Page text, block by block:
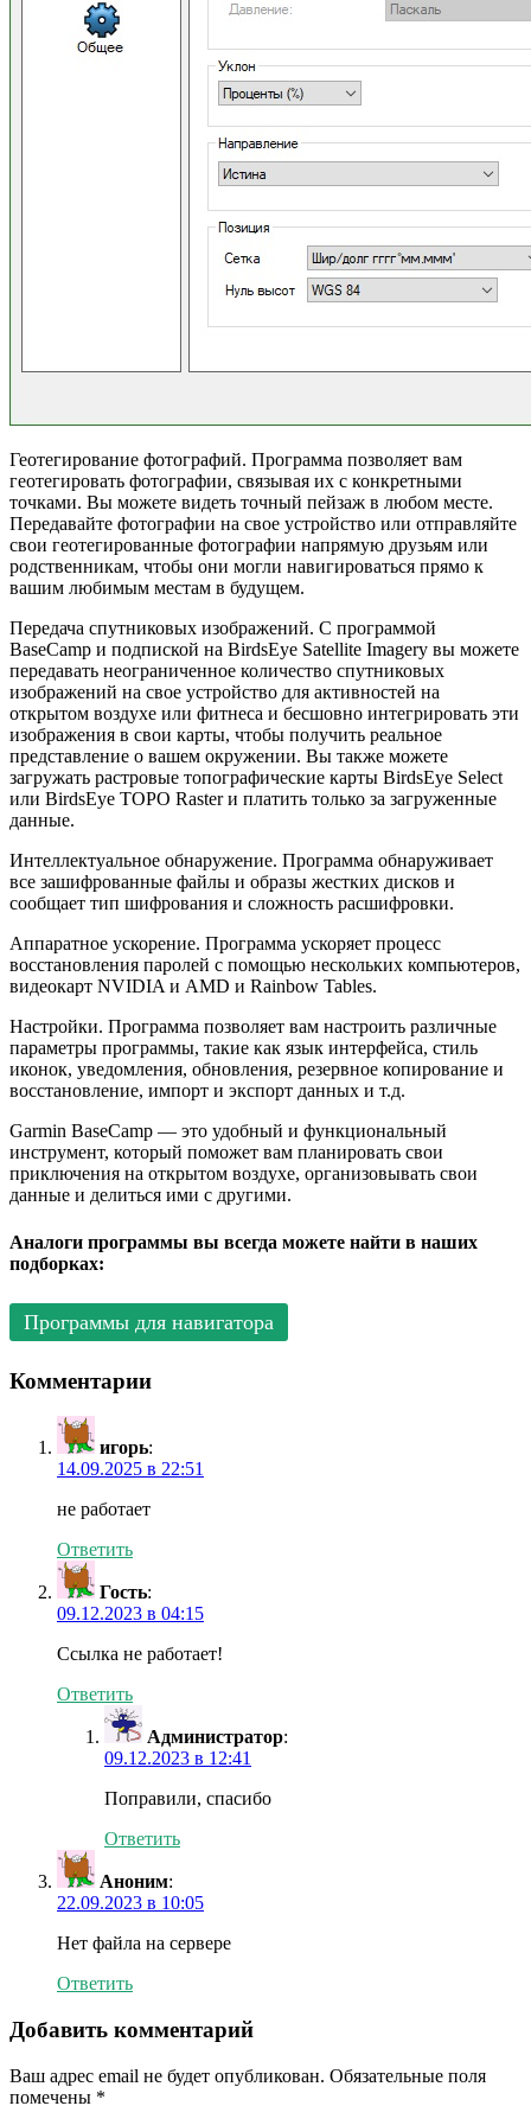
Геотегирование фотографий. Программа позволяет вам
геотегировать фотографии, связывая их с конкретными
точками. Вы можете видеть точный пейзаж в любом месте.
Передавайте фотографии на свое устройство или отправляйте
свои геотегированные фотографии напрямую друзьям или
родственникам, чтобы они могли навигироваться прямо к
вашим любимым местам в будущем.
Передача спутниковых изображений. С программой
BaseCamp и подпиской на BirdsEye Satellite Imagery вы можете
передавать неограниченное количество спутниковых
изображений на свое устройство для активностей на
открытом воздухе или фитнеса и бесшовно интегрировать эти
изображения в свои карты, чтобы получить реальное
представление о вашем окружении. Вы также можете
загружать растровые топографические карты BirdsEye Select
или BirdsEye TOPO Raster и платить только за загруженные
данные.
Интеллектуальное обнаружение. Программа обнаруживает
все зашифрованные файлы и образы жестких дисков и
сообщает тип шифрования и сложность расшифровки.
Аппаратное ускорение. Программа ускоряет процесс
восстановления паролей с помощью нескольких компьютеров,
видеокарт NVIDIA и AMD и Rainbow Tables.
Настройки. Программа позволяет вам настроить различные
параметры программы, такие как язык интерфейса, стиль
иконок, уведомления, обновления, резервное копирование и
восстановление, импорт и экспорт данных и т.д.
Garmin BaseCamp — это удобный и функциональный
инструмент, который поможет вам планировать свои
приключения на открытом воздухе, организовывать свои
данные и делиться ими с другими.
Аналоги программы вы всегда можете найти в наших
подборках:
Программы для навигатора
Комментарии
игорь:
14.09.2025 в 22:51
не работает
Ответить
Гость:
09.12.2023 в 04:15
Ссылка не работает!
Ответить
Администратор:
09.12.2023 в 12:41
Поправили, спасибо
Ответить
Аноним:
22.09.2023 в 10:05
Нет файла на сервере
Ответить
Добавить комментарий
Ваш адрес email не будет опубликован. Обязательные поля
помечены *